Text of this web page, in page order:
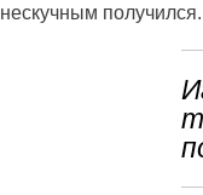
нескучным получился.